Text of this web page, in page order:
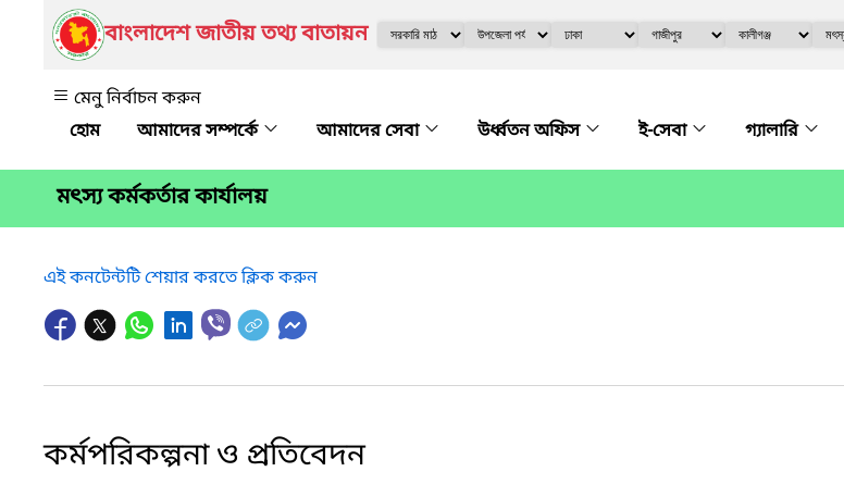
বাংলাদেশ জাতীয় তথ্য বাতায়ন
মেনু নির্বাচন করুন
আমাদের সম্পর্কে
আমাদের সেবা উর্ধ্বতন অফিস ই-সেবা গ্যালারি
মৎস্য কর্মকর্তার কার্যালয়
এই কনটেন্টটি শেয়ার করতে ক্লিক করুন
কর্মপরিকল্পনা ও প্রতিবেদন